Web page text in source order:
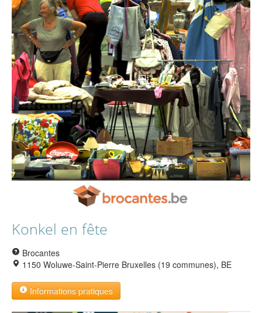
Konkel en fête
Brocantes
1150 Woluwe-Saint-Pierre Bruxelles (19 communes), BE
Informations pratiques